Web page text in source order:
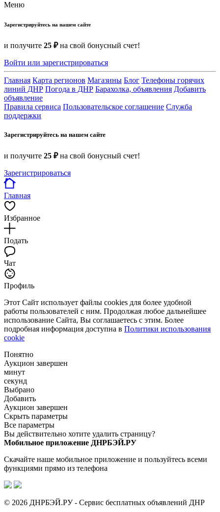
Меню
Зарегистрируйтесь на нашем сайте
и получите 25 ₽на свой бонусный счет!
Войти или зарегистрироваться
Главная Карта регионов Магазины Блог Телефоны горячих
линий ДНР Погода в ДНР Барахолка, объявления Добавить
объявление
Правила сервиса Пользовательское соглашение Служба
поддержки
Зарегистрируйтесь на нашем сайте
и получите 25 ₽на свой бонусный счет!
Зарегистрироваться
Главная
Избранное
Подать
Чат
Профиль
Этот Сайт использует файлы cookies для более удобной
работы пользователей с ним. Продолжая любое дальнейшее
использование Сайта, Вы соглашаетесь с этим. Более
подробная информация доступна в Политики использования
cookie
Понятно
Аукцион завершен
минут
секунд
Выбрано
Добавить
Аукцион завершен
Скрыть параметры
Все параметры
Вы действительно хотите удалить страницу?
Мобильное приложение ДНРБЭЙ.РУ
Скачайте наше мобильное приложение и пользуйтесь всеми
функциями прямо из телефона
© 2026 ДНРБЭЙ.РУ - Сервис бесплатных объявлений ДНР